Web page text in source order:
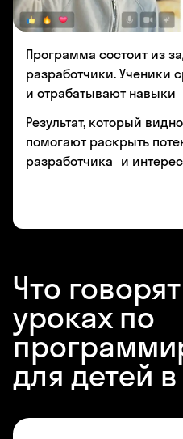
Программа состоит из
разработчики. Ученики
и отрабатывают навыки
Результат, который
помогают раскрыть
разработчика и
Что
уроках по
для детей